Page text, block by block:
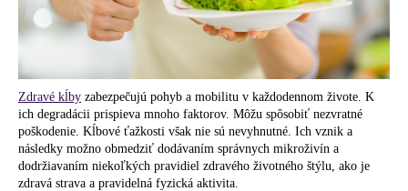
Zdravé kĺby zabezpečujú pohyb a mobilitu v každodennom živote. K
ich degradácii prispieva mnoho faktorov. Môžu spôsobiť nezvratné
poškodenie. Kĺbové ťažkosti však nie sú nevyhnutné. Ich vznik a
následky možno obmedziť dodávaním správnych mikroživín a
dodržiavaním niekoľkých pravidiel zdravého životného štýlu, ako je
zdravá strava a pravidelná fyzická aktivita.
?
HĽADAŤ
O